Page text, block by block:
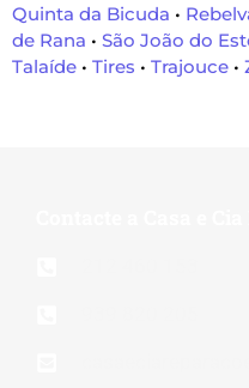
Quinta da Bicuda •
de Rana • São João do
Talaíde • Tires • Trajouce •